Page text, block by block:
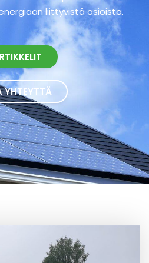
liittyvistä asioista.
YHTEYTTÄ